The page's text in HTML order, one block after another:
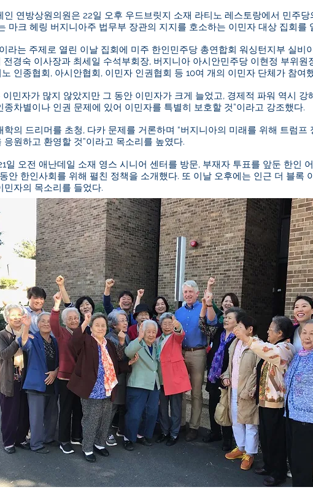
연방상원의원은 22일 오후 우드브릿지 소재 라티노 레스토랑에서 민주
마크 헤링 버지니아주 법무부 장관의 지지를 호소하는 이민자 대상 집회를
라는 주제로 열린 이날 집회에 미주 한인민주당 총연합회 워싱턴지부 실
경숙 이사장과 최세일 수석부회장, 버지니아 아시안민주당 이현정 부위
인종협회, 아시안협회, 이민자 인권협회 등 10여 개의 이민자 단체가 참여
민자가 많지 않았지만 그 동안 이민자가 크게 늘었고, 경제적 파워 역시 강
차별이나 인권 문제에 있어 이민자를 특별히 보호할 것”이라고 강조했다.
의 드리머를 초청, 다카 문제를 거론하며 “버지니아의 미래를 위해 트럼
원하고 환영할 것”이라고 목소리를 높였다.
일 오전 애난데일 소재 영스 시니어 센터를 방문, 부재자 투표를 앞둔 한인
안 한인사회를 위해 펼친 정책을 소개했다. 또 이날 오후에는 인근 더 블록
자의 목소리를 들었다.